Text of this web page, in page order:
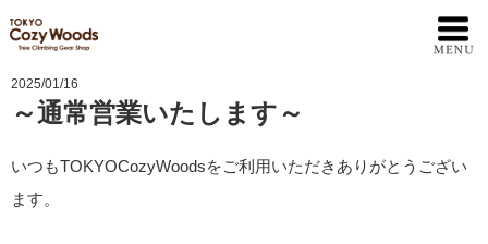
2025/01/16
～通常営業いたします～
いつもTOKYOCozyWoodsをご利用いただきありがとうござい
ます。